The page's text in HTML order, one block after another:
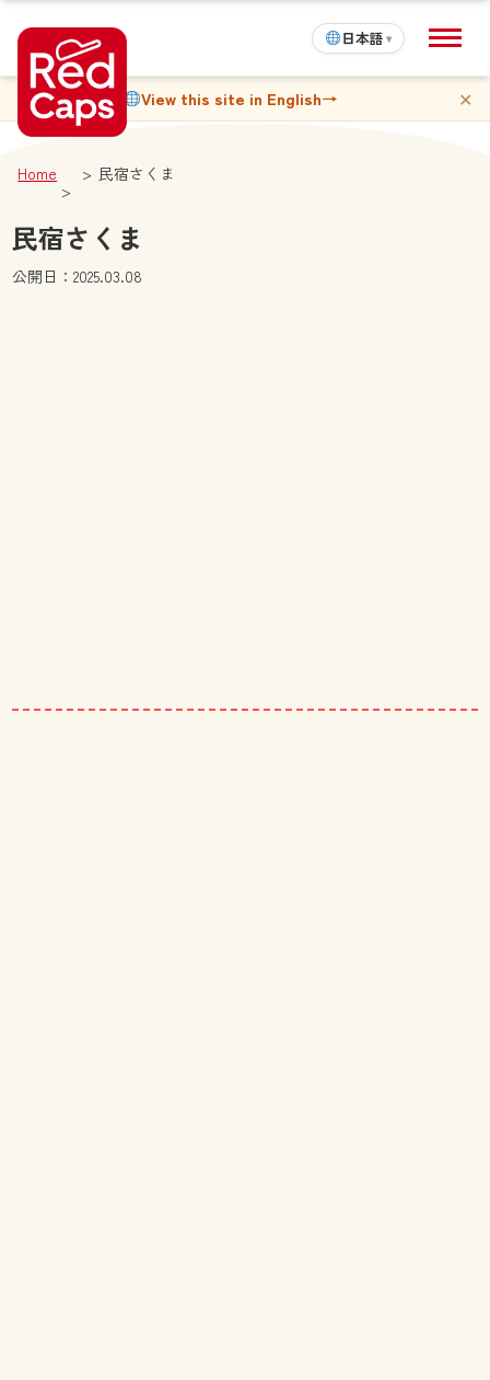
日本語 ▾
View this site in English→ ✕
Home 民宿さくま
民宿さくま
公開日：2025.03.08